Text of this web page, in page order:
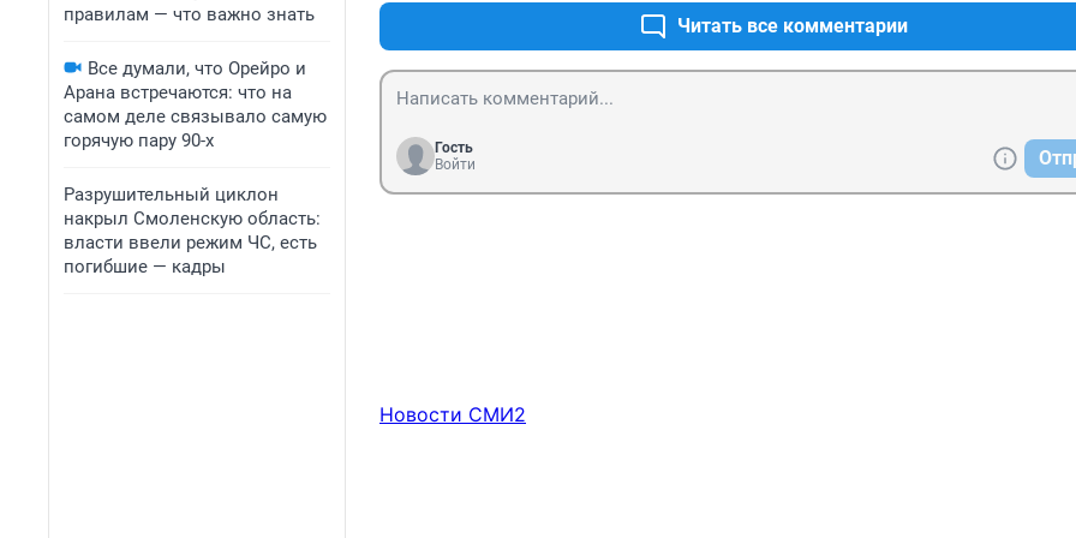
правилам — что важно знать
Все думали, что Орейро и
Арана встречаются: что на
самом деле связывало самую
горячую пару 90-х
Разрушительный циклон
накрыл Смоленскую область:
власти ввели режим ЧС, есть
погибшие — кадры
Читать все комментарии
Гость
Войти
Новости СМИ2